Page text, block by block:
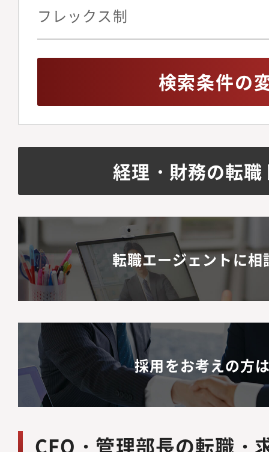
連業務(経営企画、人
他)・管理部門全体の
フレックス制
検索条件の
経理・財務の転
転職エージェントに相
採用をお考えの方
CFO・管理部長の転職・